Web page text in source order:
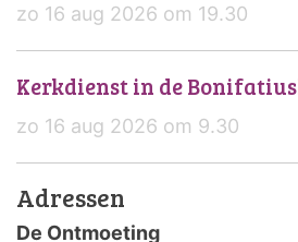
zo 16 aug 2026 om 19.30
Kerkdienst in de
zo 16 aug 2026 om 9.30
Adressen
De Ontmoeting